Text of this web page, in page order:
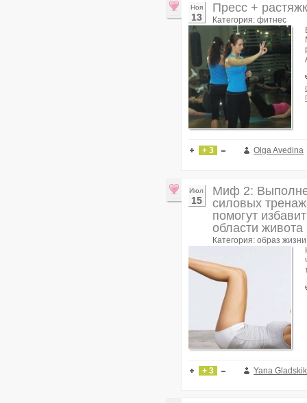
Ноя
13
Пресс +
Категория: фитнес
+ 3 Olga Avedina
Июл
15
Миф 2:
силовых
помогут
области живота
Категория: образ жизни
+ 3 Yana